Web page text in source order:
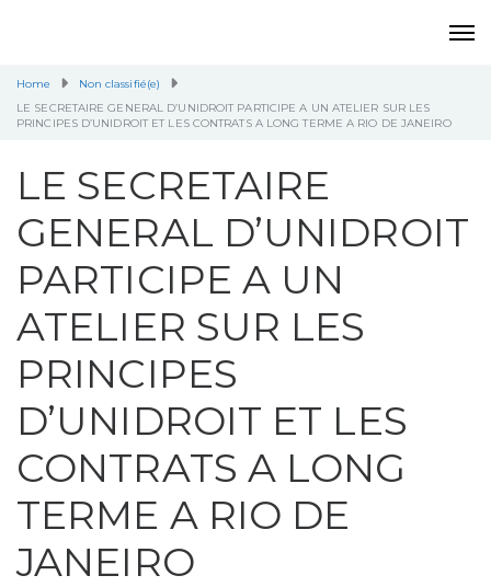
Home
Non classifié(e)
LE SECRETAIRE GENERAL D’UNIDROIT PARTICIPE A UN ATELIER SUR LES
PRINCIPES D’UNIDROIT ET LES CONTRATS A LONG TERME A RIO DE JANEIRO
LE SECRETAIRE
GENERAL D’UNIDROIT
PARTICIPE A UN
ATELIER SUR LES
PRINCIPES
D’UNIDROIT ET LES
CONTRATS A LONG
TERME A RIO DE
JANEIRO